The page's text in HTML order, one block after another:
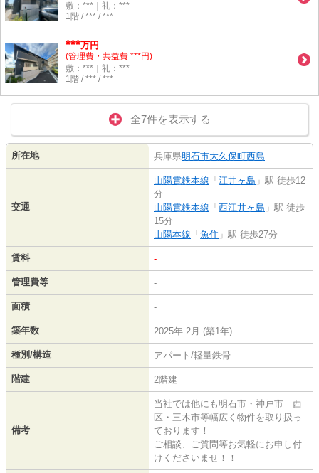
敷：***｜礼：***
1階 / *** / ***
***万円
(管理費・共益費 ***円)
敷：***｜礼：***
1階 / *** / ***
全7件を表示する
所在地 兵庫県明石市大久保町西島
交通
山陽電鉄本線 「 江井ヶ島 」駅 徒歩12
分
山陽電鉄本線 「 西江井ヶ島 」駅 徒歩
15分
山陽本線 「 魚住 」駅 徒歩27分
賃料 -
管理費等 -
面積 -
築年数 2025年 2月 (築1年)
種別/構造 アパート/軽量鉄骨
階建 2階建
備考
当社では他にも明石市・神戸市 西
区・三木市等幅広く物件を取り扱っ
ております！
ご相談、ご質問等お気軽にお申し付
けくださいませ！！